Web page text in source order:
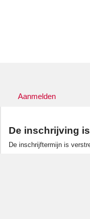
Aanmelden
De inschrijving
De inschrijftermijn is